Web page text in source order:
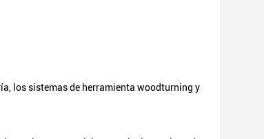
los sistemas de herramienta woodturning y